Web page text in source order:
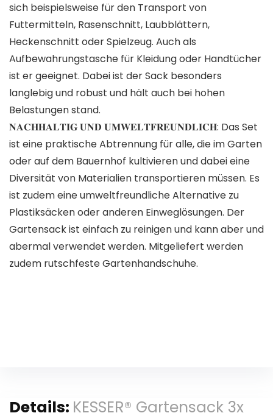
sich beispielsweise für den Transport von
Futtermitteln, Rasenschnitt, Laubblättern,
Heckenschnitt oder Spielzeug. Auch als
Aufbewahrungstasche für Kleidung oder Handtücher
ist er geeignet. Dabei ist der Sack besonders
langlebig und robust und hält auch bei hohen
Belastungen stand.
𝐍𝐀𝐂𝐇𝐇𝐀𝐋𝐓𝐈𝐆 𝐔𝐍𝐃 𝐔𝐌𝐖𝐄𝐋𝐓𝐅𝐑𝐄𝐔𝐍𝐃𝐋𝐈𝐂𝐇: Das Set
ist eine praktische Abtrennung für alle, die im Garten
oder auf dem Bauernhof kultivieren und dabei eine
Diversität von Materialien transportieren müssen. Es
ist zudem eine umweltfreundliche Alternative zu
Plastiksäcken oder anderen Einweglösungen. Der
Gartensack ist einfach zu reinigen und kann aber und
abermal verwendet werden. Mitgeliefert werden
zudem rutschfeste Gartenhandschuhe.
Details: KESSER® Gartensack 3x